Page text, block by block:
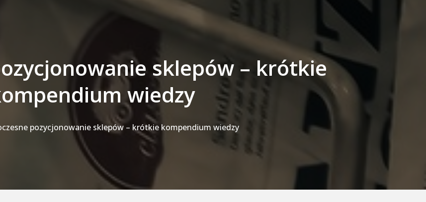
sklepów – krótkie
wiedzy
pozycjonowanie sklepów – krótkie kompendium wiedzy